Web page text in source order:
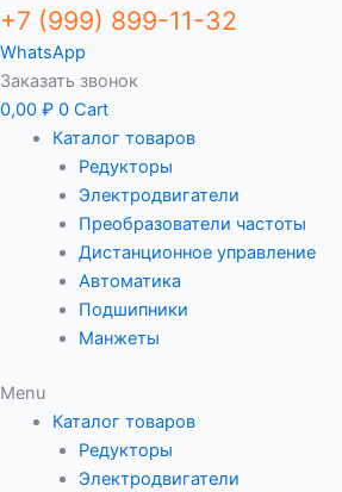
+7 (999) 899-11-32
WhatsApp
Заказать звонок
0,00 ₽ 0 Cart
Каталог товаров
Редукторы
Электродвигатели
Преобразователи частоты
Дистанционное управление
Автоматика
Подшипники
Манжеты
Menu
Каталог товаров
Редукторы
Электродвигатели